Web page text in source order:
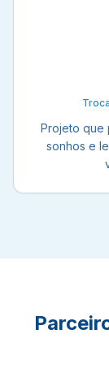
Projeto que
sonhos e